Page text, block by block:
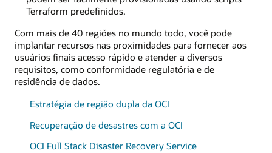
Terraform predefinidos.
Com mais de 40 regiões no mundo todo, você pode
implantar recursos nas proximidades para fornecer aos
usuários finais acesso rápido e atender a diversos
requisitos, como conformidade regulatória e de
residência de dados.
Estratégia de região dupla da OCI
Recuperação de desastres com a OCI
OCI Full Stack Disaster Recovery Service